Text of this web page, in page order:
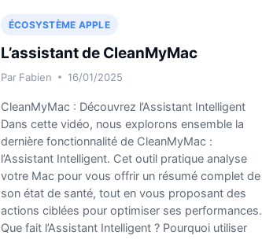
NUMÉRIQUE
ÉCOSYSTÈME APPLE
L’assistant de CleanMyMac
Par Fabien 16/01/2025
CleanMyMac : Découvrez l’Assistant Intelligent
Dans cette vidéo, nous explorons ensemble la
dernière fonctionnalité de CleanMyMac :
l’Assistant Intelligent. Cet outil pratique analyse
votre Mac pour vous offrir un résumé complet de
son état de santé, tout en vous proposant des
actions ciblées pour optimiser ses performances.
Que fait l’Assistant Intelligent ? Pourquoi utiliser